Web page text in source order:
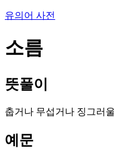
유의어 사전
소름
뜻풀이
춥거나 무섭거나 징그러
예문